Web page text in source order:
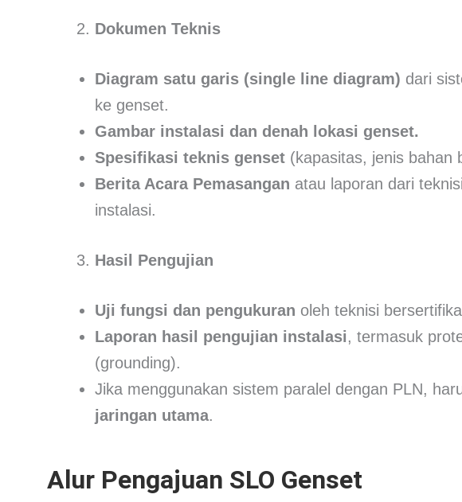
Dokumen Teknis
Diagram satu garis (single line diagram) dari
ke genset.
Gambar instalasi dan denah lokasi genset.
Spesifikasi teknis genset(kapasitas, jenis bahan
Berita Acara Pemasangan atau laporan dari
instalasi.
Hasil Pengujian
Uji fungsi dan pengukuran oleh teknisi
Laporan hasil pengujian instalasi, termasuk
(grounding).
Jika menggunakan sistem paralel dengan PLN,
jaringan utama.
Alur Pengajuan SLO Genset